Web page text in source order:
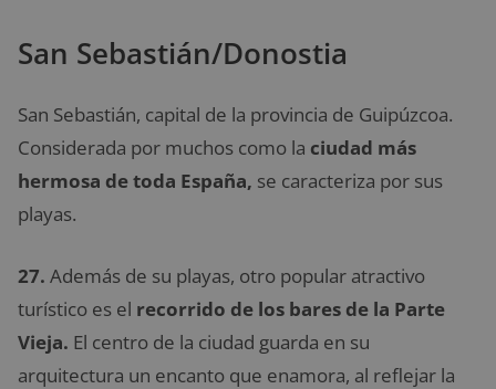
San Sebastián/Donostia
San Sebastián, capital de la provincia de Guipúzcoa.
Considerada por muchos como la ciudad más
hermosa de toda España, se caracteriza por sus
playas.
27. Además de su playas, otro popular atractivo
turístico es el recorrido de los bares de la Parte
Vieja. El centro de la ciudad guarda en su
arquitectura un encanto que enamora, al reflejar la